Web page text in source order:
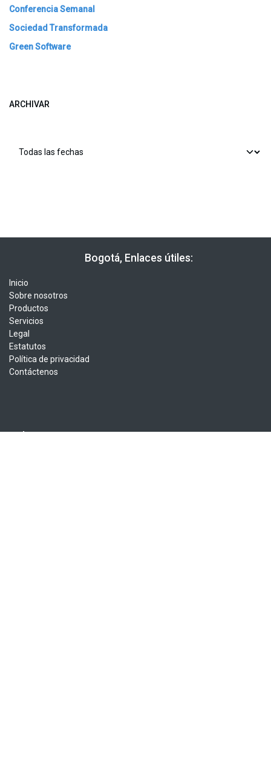
Conferencia Semanal
Sociedad Transformada
Green Software
ARCHIVAR
​​ Bogotá, Enlaces útiles:
Inicio
Sobre nosotros
Productos
Servicios
Legal
Estatutos
Política de privacidad
Contáctenos